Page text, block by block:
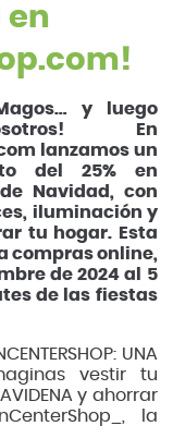
en
y luego
En
lanzamos un
del 25% en
Navidad, con
iluminación y
tu hogar. Esta
compras online,
de 2024 al 5
de las fiestas
UNA
imaginas vestir tu
y ahorrar
la